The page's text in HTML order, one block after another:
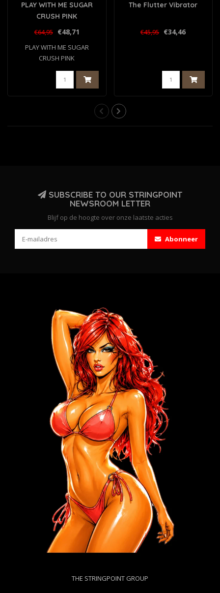
PLAY WITH ME SUGAR
CRUSH PINK
€64,95 €48,71
PLAY WITH ME SUGAR
CRUSH PINK
The Flutter Vibrator
€45,95 €34,46
SUBSCRIBE TO OUR STRINGPOINT
NEWSROOM LETTER
Blijf op de hoogte over onze laatste acties
Abonneer
THE STRINGPOINT GROUP